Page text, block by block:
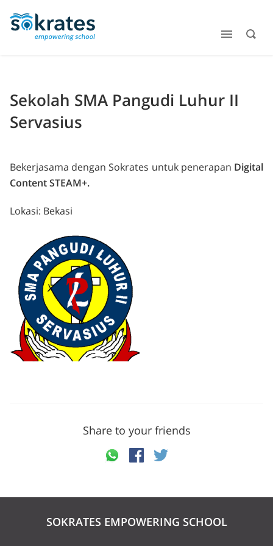
Sekolah SMA Pangudi Luhur II
Servasius
Bekerjasama dengan Sokrates untuk penerapan Digital
Content STEAM+.
Lokasi: Bekasi
Share to your friends
SOKRATES EMPOWERING SCHOOL